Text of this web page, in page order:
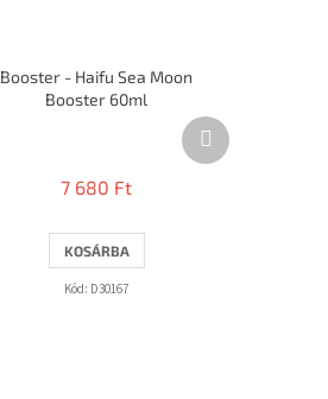
Booster - Haifu Sea Moon
Booster 60ml
7 680 Ft
KOSÁRBA
Kód: D30167
Következő
termék